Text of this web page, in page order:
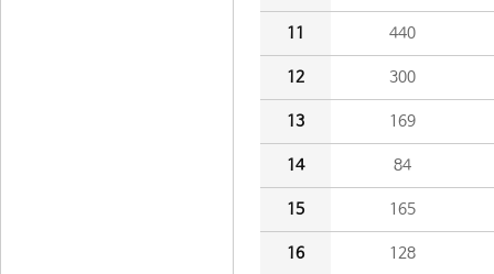
11 440
12 300
13 169
14 84
15 165
16 128